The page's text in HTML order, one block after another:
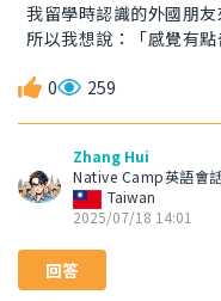
我留學時認識的外國朋
所以我想說：「感覺有點
0 259
Zhang Hui
Native Camp英語會
Taiwan
2025/07/18 14:01
回答